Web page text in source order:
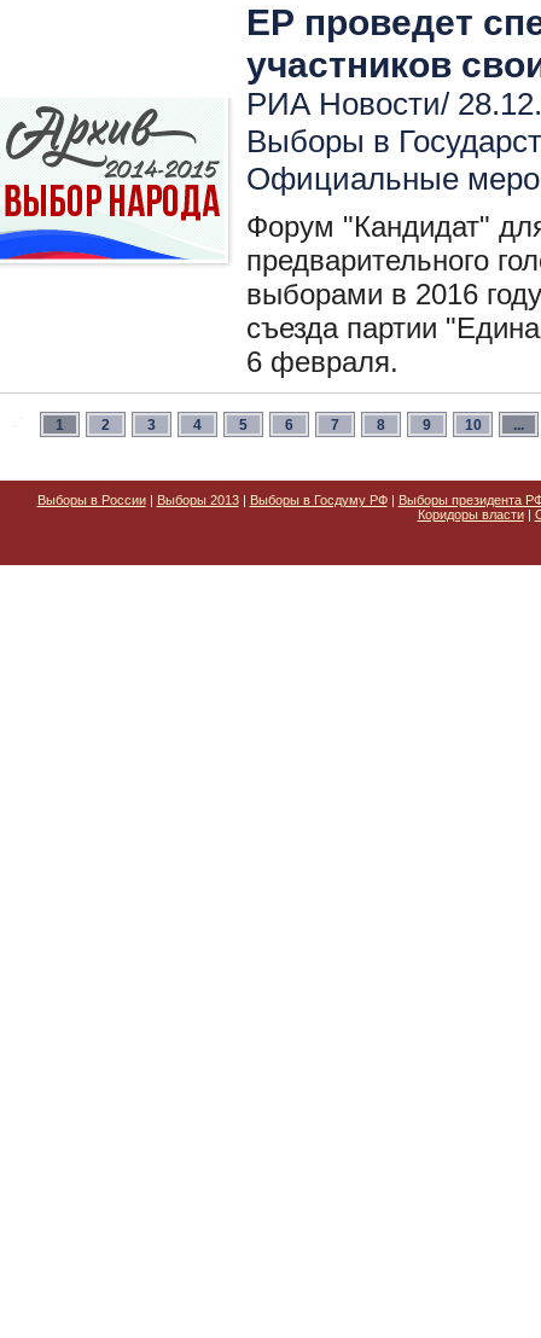
ЕР проведет
участников
РИА Новости/
Выборы в
Официальные
Форум "Кандидат"
предварительного
выборами в 2016
съезда партии
6 февраля.
1 2 3 4 5 6 7 8 9 10 ...
Выборы в России| Выборы 2013| Выборы в Госдуму РФ| Выборы президента
Коридоры власти|